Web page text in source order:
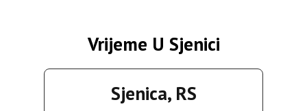
Vrijeme U Sjenici
Sjenica, RS